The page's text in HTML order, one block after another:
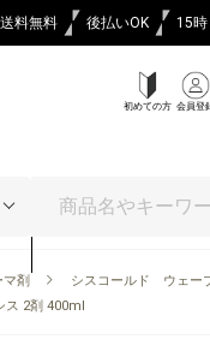
料無料 後払いOK 15時
初めての方 会員登
マ剤
シスコールド ウェー
ス 2剤 400ml